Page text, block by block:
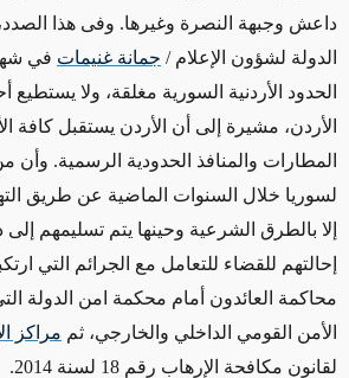
داعش وجبهة النصرة وغيرها. وفى هذا الصدد،
الدولة لشؤون الإعلام / جمانة غنيمات
الحدود الأردنية السورية مغلقة، ولا يستطيع
الأردن، مشيرة إلى أن الأردن يستقبل كافة
المطارات والمنافذ الحدودية الرسمية. وأن
لسوريا خلال السنوات الماضية عن طريق
إلا بالطرق الشرعية وحينها يتم تسليمهم إلى
إحالتهم للقضاء للتعامل مع الجرائم التي
محاكمة العائدون أمام محكمة امن الدولة
الأمن القومي الداخلي والخارجي، ثممراكز
لقانون مكافحة الإرهاب رقم 18 لسنة 2014.